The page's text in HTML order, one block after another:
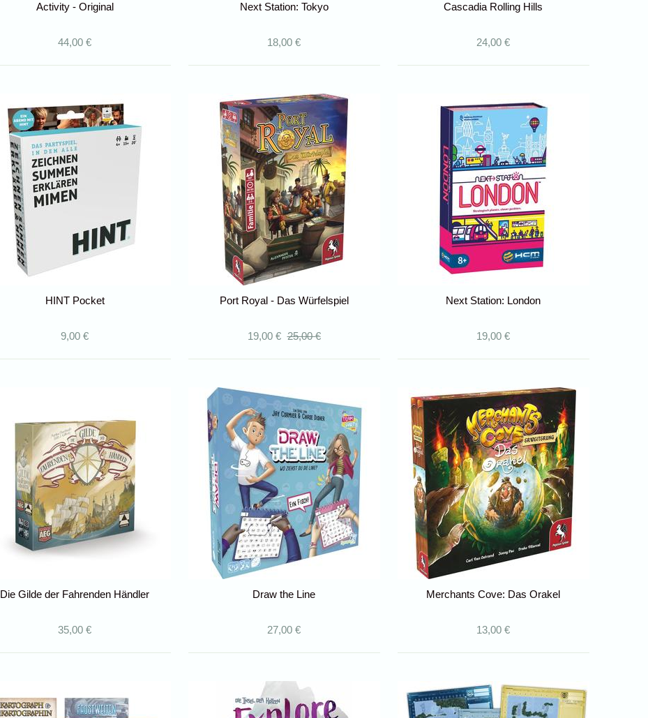
Activity - Original
44,00 €
Next Station: Tokyo
18,00 €
Cascadia Rolling Hills
24,00 €
HINT Pocket
9,00 €
Port Royal - Das Würfelspiel
19,00 € 25,00 €
Next Station: London
19,00 €
Die Gilde der Fahrenden Händler
35,00 €
Draw the Line
27,00 €
Merchants Cove: Das Orakel
13,00 €